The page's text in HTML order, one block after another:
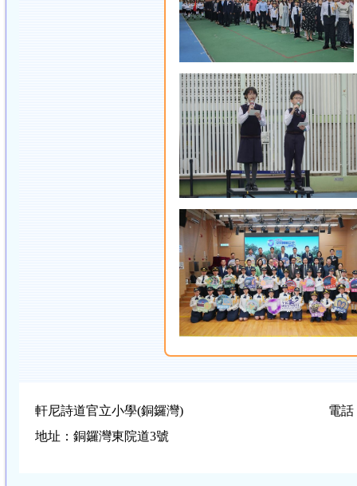
軒尼詩道官立小學(銅鑼灣)
電話
地址：銅鑼灣東院道3號